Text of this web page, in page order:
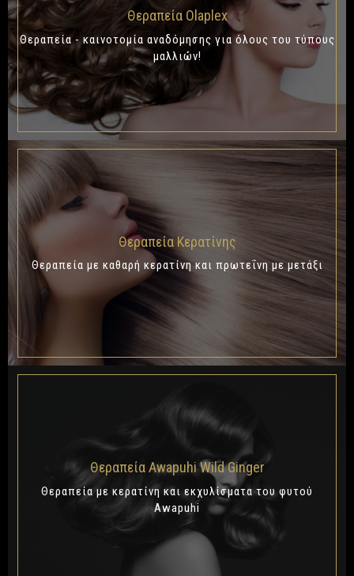
Θεραπεία Olaplex
Θεραπεία - καινοτομία αναδόμησης για όλους του τύπους
μαλλιών!
Θεραπεία Κερατίνης
Θεραπεία με καθαρή κερατίνη και πρωτεΐνη με μετάξι
Θεραπεία Awapuhi Wild Ginger
Θεραπεία με κερατίνη και εκχυλίσματα του φυτού
Awapuhi